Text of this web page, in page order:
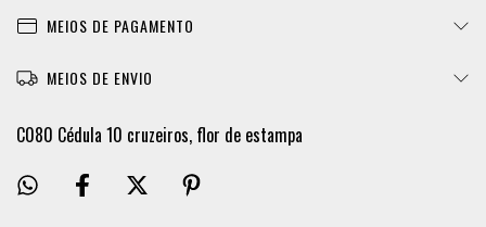
MEIOS DE PAGAMENTO
MEIOS DE ENVIO
C080 Cédula 10 cruzeiros, flor de estampa